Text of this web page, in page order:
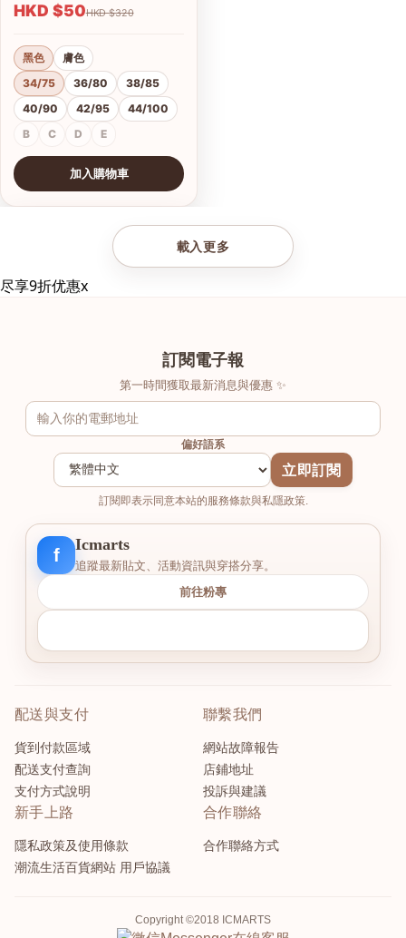
HKD $50 HKD $320
黑色
膚色
34/75
36/80
38/85
40/90
42/95
44/100
B
C D E
加入購物車
載入更多
尽享9折优惠x
訂閱電子報
第一時間獲取最新消息與優惠 ✨
偏好語系
立即訂閱
訂閱即表示同意本站的服務條款與私隱政策.
f
Icmarts
追蹤最新貼文、活動資訊與穿搭分享。
前往粉專
配送與支付
貨到付款區域
配送支付查詢
支付方式說明
聯繫我們
網站故障報告
店鋪地址
投訴與建議
新手上路
隱私政策及使用條款
潮流生活百貨網站 用戶協議
合作聯絡
合作聯絡方式
Copyright ©2018 ICMARTS